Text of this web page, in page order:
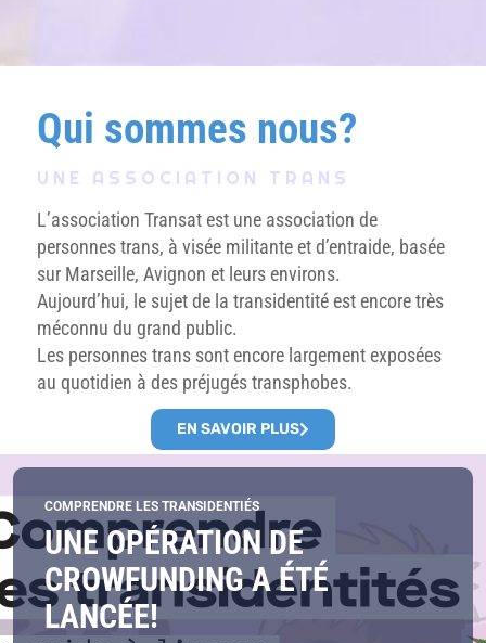
Qui sommes nous?
UNE ASSOCIATION TRANS
L’association Transat est une association de
personnes trans, à visée militante et d’entraide, basée
sur Marseille, Avignon et leurs environs.
Aujourd’hui, le sujet de la transidentité est encore très
méconnu du grand public.
Les personnes trans sont encore largement exposées
au quotidien à des préjugés transphobes.
EN SAVOIR PLUS
COMPRENDRE LES TRANSIDENTIÉS
UNE OPÉRATION DE
CROWFUNDING A ÉTÉ
LANCÉE!